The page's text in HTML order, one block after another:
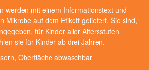
werden mit einem Informationstext und
Mikrobe auf dem Etikett geliefert. Sie sind,
für Kinder aller Altersstufen
sie für Kinder ab drei Jahren.
Oberfläche abwaschbar